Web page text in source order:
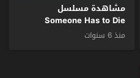
مشاهدة مسلسل
Someone Has to Die
الموسم 1 الحلقة 2 مترجم
منذ 6 سنوات